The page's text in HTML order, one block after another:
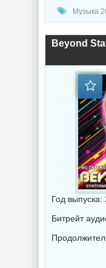
Музыка 2026 года /
Beyond
Год выпуска:
Битрейт